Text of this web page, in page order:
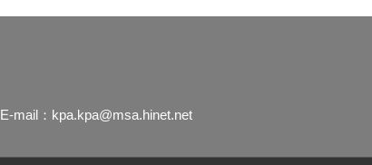
E-mail： kpa.kpa@msa.hinet.net